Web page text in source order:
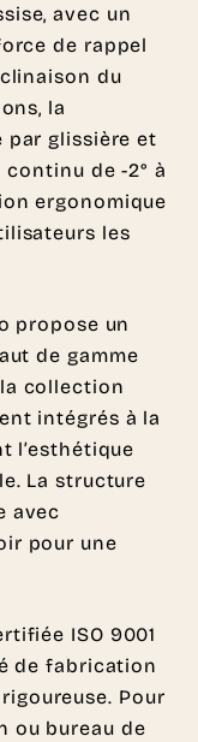
avec un
de rappel
du
la
par glissière et
continu de -2° à
ergonomique
les
propose un
de gamme
collection
intégrés à la
l’esthétique
La structure
avec
pour une
ISO 9001
de fabrication
Pour
ou bureau de